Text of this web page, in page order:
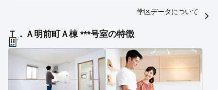
学区データについて
Ｔ．Ａ明前町Ａ棟 ***号室の特徴